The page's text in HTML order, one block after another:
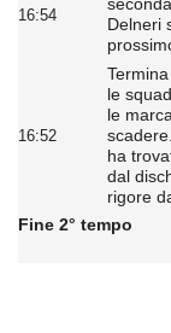
16:54
Delneri
16:52
le
le
ha
dal
rigore
Fine 2° tempo